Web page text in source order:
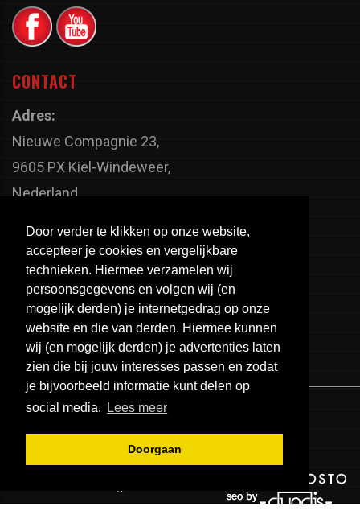
Door verder te klikken op onze website,
accepteer je cookies en vergelijkbare
technieken. Hiermee verzamelen wij
persoonsgegevens en volgen wij (en
mogelijk derden) je internetgedrag op onze
website en die van derden. Hiermee kunnen
wij (en mogelijk derden) je advertenties laten
zien die bij jouw interesses passen en zodat
je bijvoorbeeld informatie kunt delen op
social media.
Lees meer
Doorgaan
CONTACT
Adres:
Nieuwe Compagnie 23,
9605 PX Kiel-Windeweer,
Nederland
+31 598 - 320 402
Telefoonnummer:
+31 598 - 350 330
Email:
info@usa-engines.com